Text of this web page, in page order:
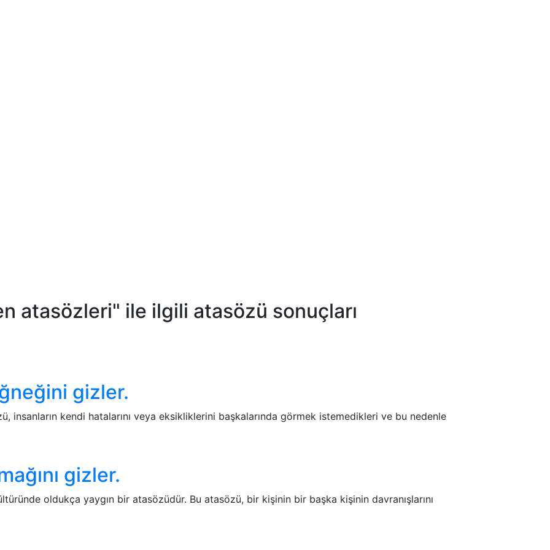
atasözleri" ile ilgili atasözü sonuçları
gizler.
insanların kendi hatalarını veya eksikliklerini başkalarında görmek istemedikleri ve bu nedenle
gizler.
oldukça yaygın bir atasözüdür. Bu atasözü, bir kişinin bir başka kişinin davranışlarını